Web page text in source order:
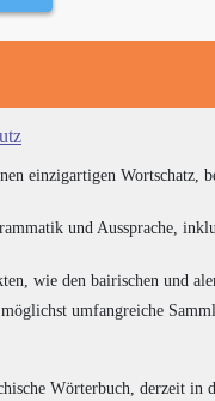
einzigartigen Wortschatz,
und Aussprache,
wie den bairischen und
umfangreiche
Wörterbuch, derzeit in